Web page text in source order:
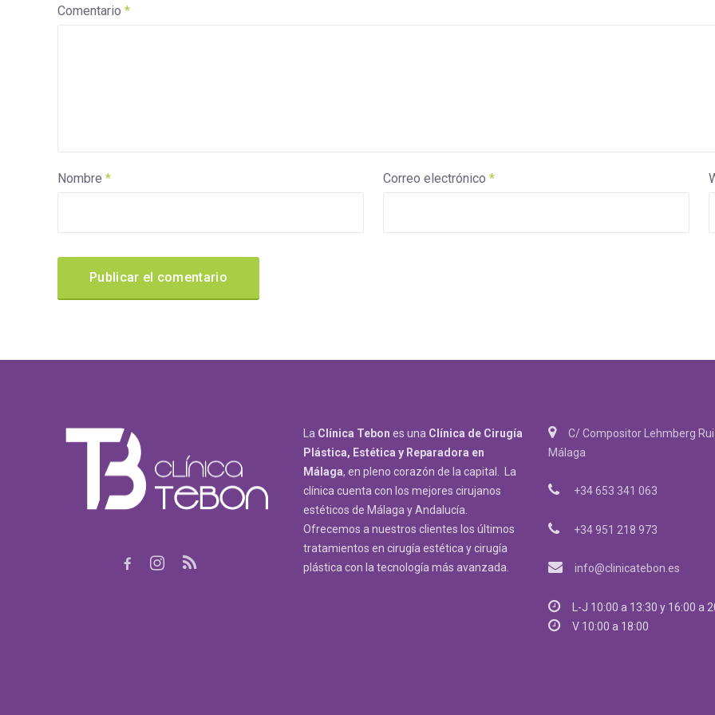
Comentario *
Nombre * Correo electrónico *
La Clínica Tebon es una Clínica de Cirugía
Plástica, Estética y Reparadora en
Málaga, en pleno corazón de la capital. La
clínica cuenta con los mejores cirujanos
estéticos de Málaga y Andalucía.
Ofrecemos a nuestros clientes los últimos
tratamientos en cirugía estética y cirugía
plástica con la tecnología más avanzada.
C/ Compositor Lehmberg
Málaga
+34 653 341 063
+34 951 218 973
info@clinicatebon.es
L-J 10:00 a 13:30 y 16:00 a
V 10:00 a 18:00